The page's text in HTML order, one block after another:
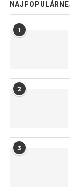
1
2
3